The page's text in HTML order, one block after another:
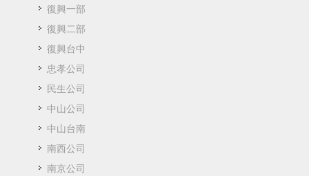
復興一部
復興二部
復興台中
忠孝公司
民生公司
中山公司
中山台南
南西公司
南京公司